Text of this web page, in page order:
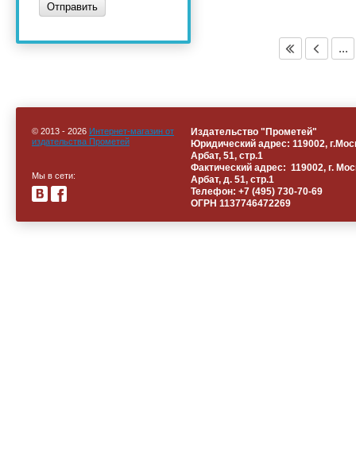
Отправить
...
© 2013 - 2026 Интернет-магазин от
издательства Прометей
Мы в сети:
Издательство "Прометей"
Юридический адрес: 119002,
Арбат, 51, стр.1
Фактический адрес: 119002, г.
Арбат, д. 51, стр.1
Телефон: +7 (495) 730-70-69
ОГРН 1137746472269